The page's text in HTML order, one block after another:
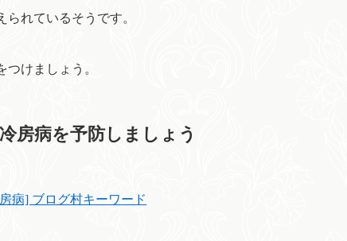
られているそうです。
つけましょう。
冷房病を予防しましょう
病] ブログ村キーワード